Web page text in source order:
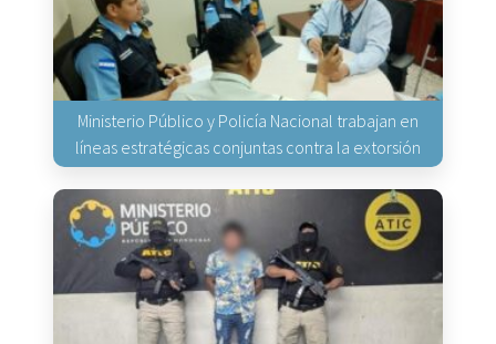
Ministerio Público y Policía Nacional trabajan en
líneas estratégicas conjuntas contra la extorsión